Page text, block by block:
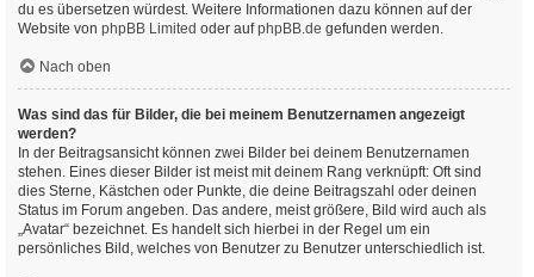
du es übersetzen würdest. Weitere Informationen dazu können auf der
Website von phpBB Limited oder aufphpBB.de gefunden werden.
Nach oben
Was sind das für Bilder, die bei meinem Benutzernamen angezeigt
werden?
In der Beitragsansicht können zwei Bilder bei deinem Benutzernamen
stehen. Eines dieser Bilder ist meist mit deinem Rang verknüpft: Oft sind
dies Sterne, Kästchen oder Punkte, die deine Beitragszahl oder deinen
Status im Forum angeben. Das andere, meist größere, Bild wird auch als
„Avatar“ bezeichnet. Es handelt sich hierbei in der Regel um ein
persönliches Bild, welches von Benutzer zu Benutzer unterschiedlich ist.